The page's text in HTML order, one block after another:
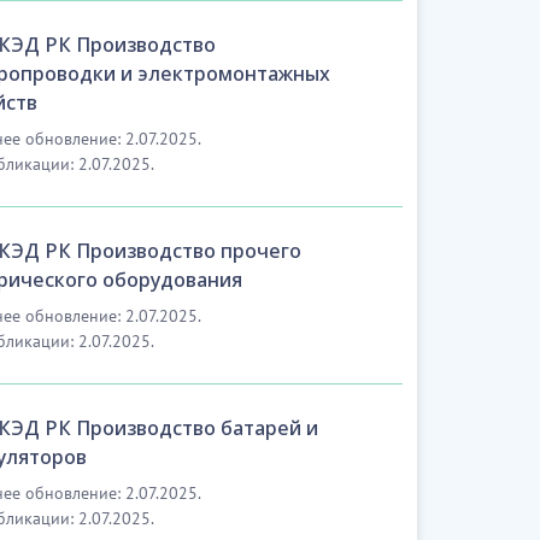
РК Производство
и электромонтажных
обновление: 2.07.2025.
2.07.2025.
РК Производство прочего
оборудования
обновление: 2.07.2025.
2.07.2025.
РК Производство батарей и
обновление: 2.07.2025.
2.07.2025.